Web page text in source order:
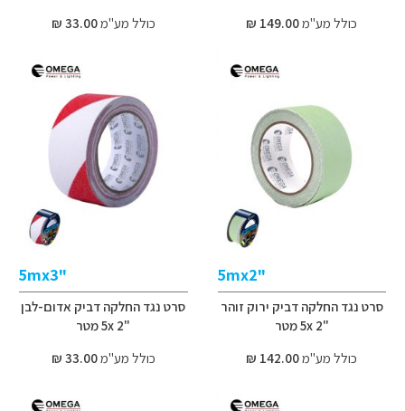
כולל מע"מ149.00 ₪
כולל מע"מ33.00 ₪
"5mx2
סרט נגד החלקה דביק ירוק זוהר
"2 5x מטר
כולל מע"מ142.00 ₪
"5mx3
סרט נגד החלקה דביק אדום-לבן
"2 5x מטר
כולל מע"מ33.00 ₪